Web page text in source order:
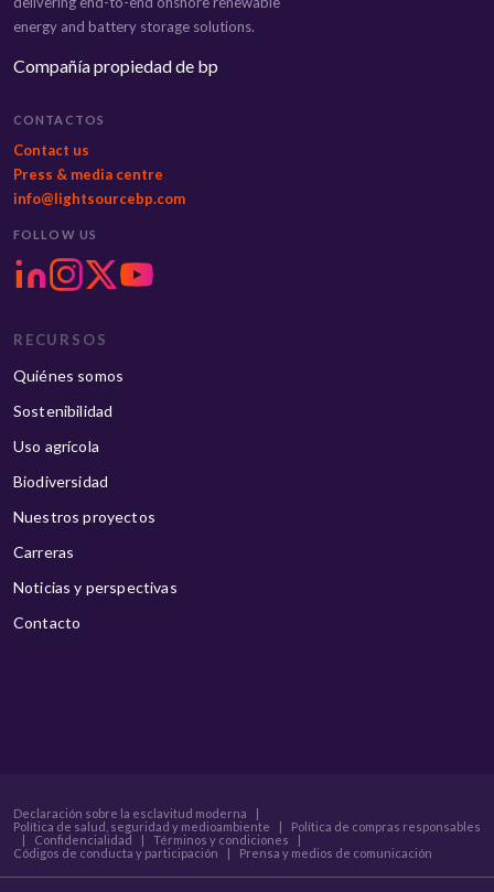
energy and battery storage solutions.
Compañía propiedad de bp
CONTACTOS
Contact us
Press & media centre
info@lightsourcebp.com
FOLLOW US
RECURSOS
Quiénes somos
Sostenibilidad
Uso agrícola
Biodiversidad
Nuestros proyectos
Carreras
Noticias y perspectivas
Contacto
Declaración sobre la esclavitud moderna
Política de salud, seguridad y medioambiente
Política de compras responsables
Confidencialidad Términos y condiciones
Códigos de conducta y participación
Prensa y medios de comunicación